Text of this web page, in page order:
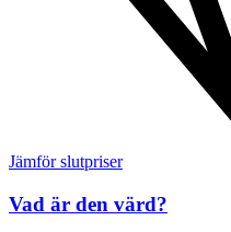
Jämför slutpriser
Vad är den värd?